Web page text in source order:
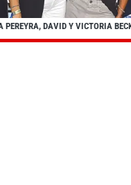
PEREYRA, DAVID Y VICTORIA